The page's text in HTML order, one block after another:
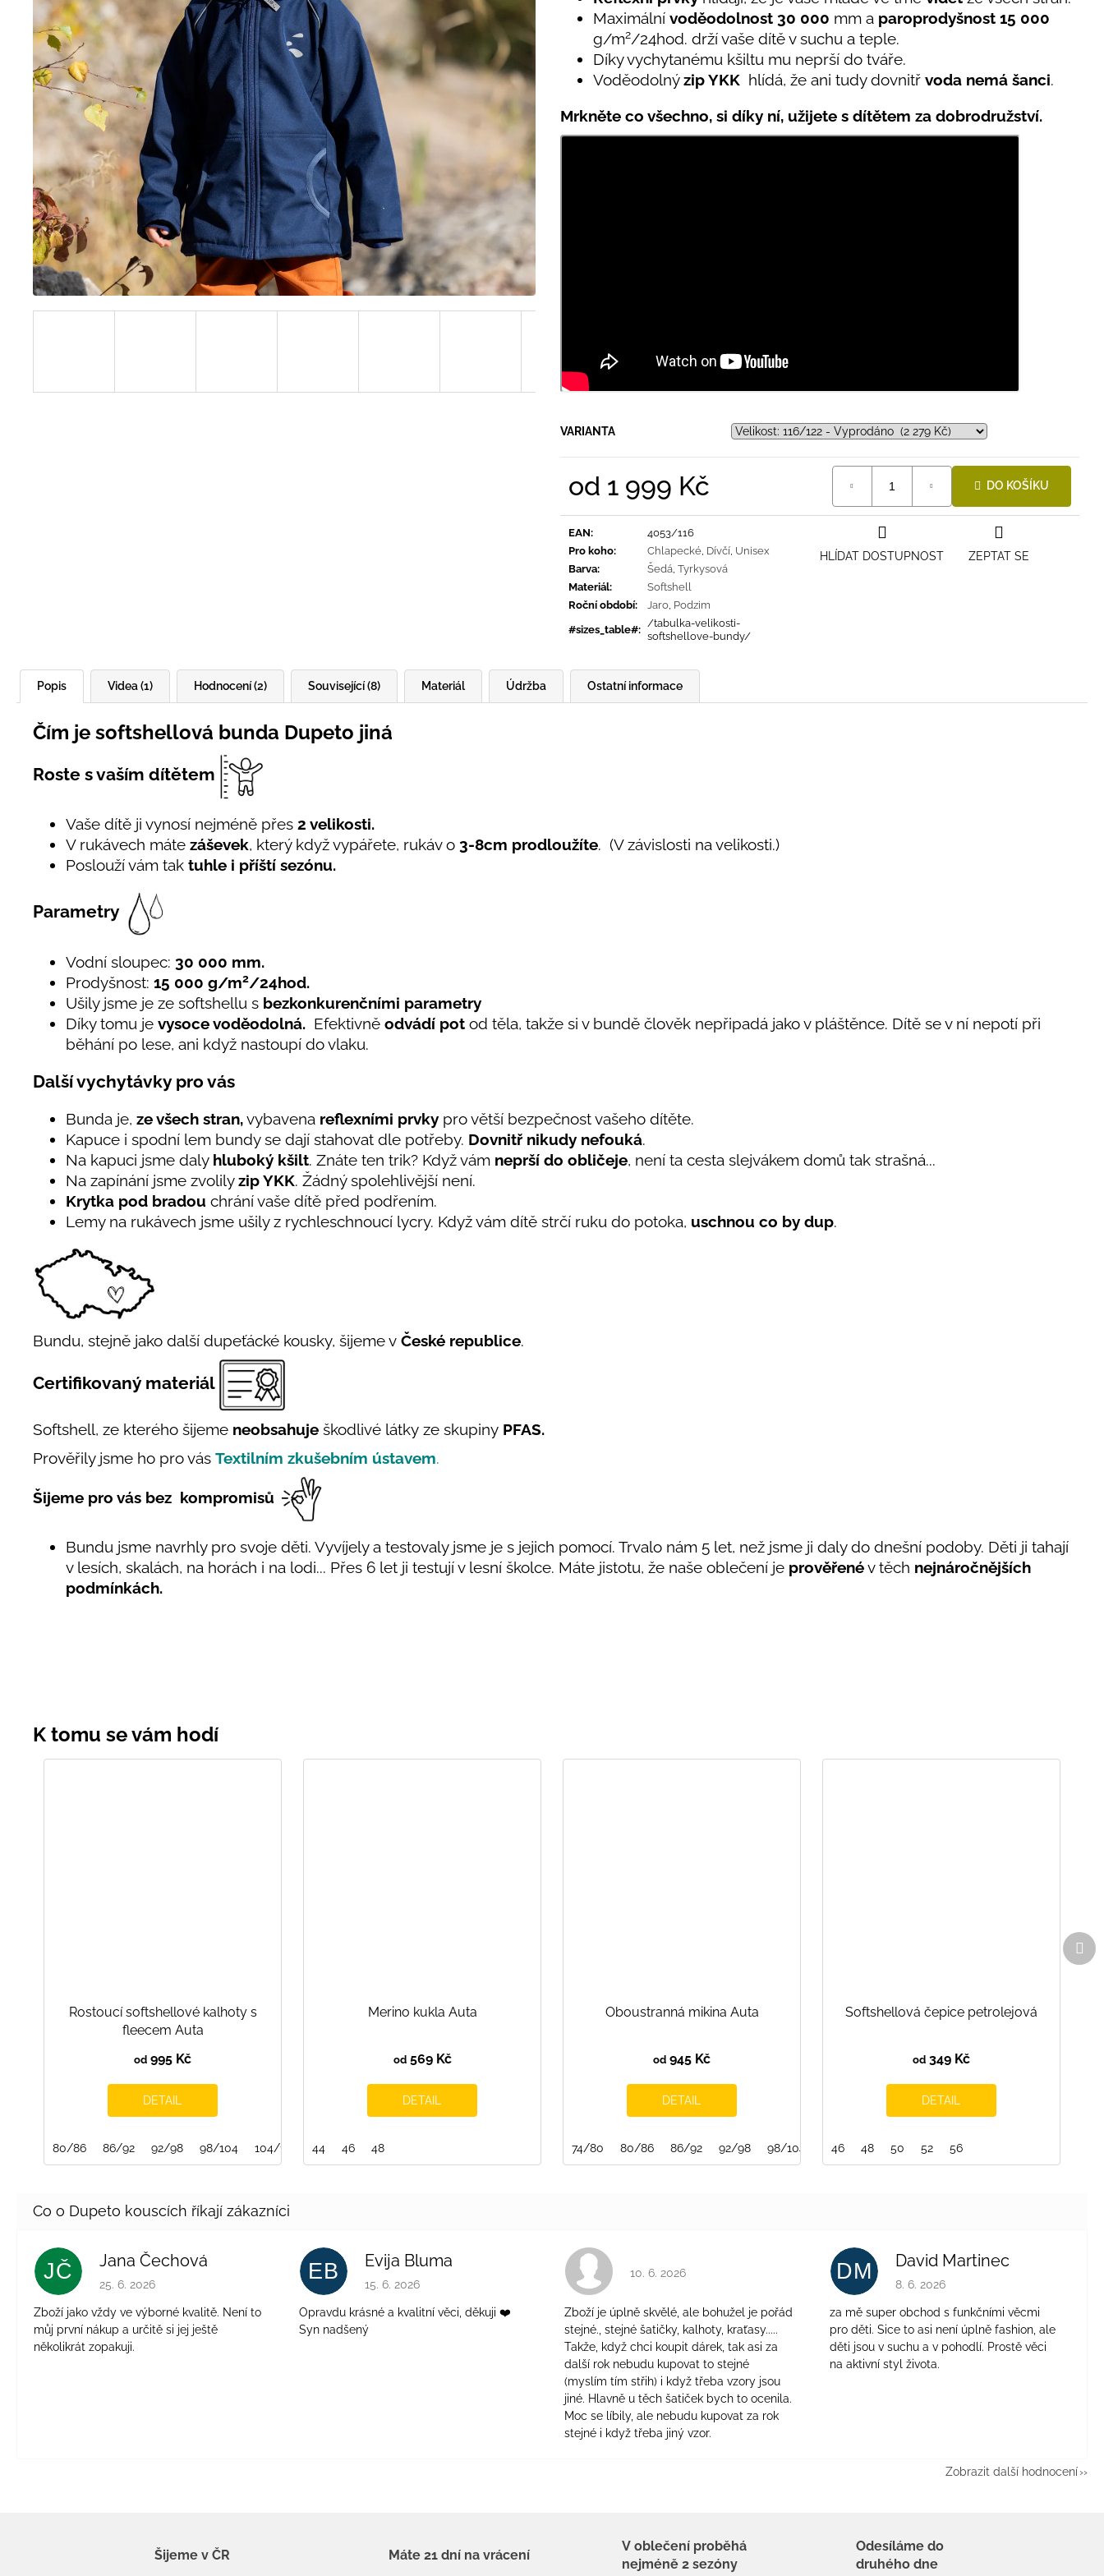
Maximální voděodolnost 30 000 mm a paroprodyšnost 15 000
g/m2/24hod. drží vaše dítě v suchu a teple.
Díky vychytanému kšiltu mu neprší do tváře.
Voděodolnýzip YKK hlídá, že ani tudy dovnitř voda nemá šanci.
Mrkněte co všechno, si díky ní, užijete s dítětem za dobrodružství.
VARIANTA
od 1 999 Kč DO KOŠÍKU
EAN:
4053/116
Pro koho: Chlapecké Dívčí Unisex
Barva: Šedá Tyrkysová
Materiál:
Softshell
Roční období: Jaro Podzim
#sizes_table#:
/tabulka-velikosti-
softshellove-bundy/
ZEPTAT SE
HLÍDAT DOSTUPNOST
Popis Videa (1) Hodnocení (2) Související (8) Ostatní informace
Materiál Údržba
Čím je softshellová bunda Dupeto jiná
Roste s vaším dítětem
Vaše dítě ji vynosí nejméně přes 2 velikosti.
V rukávech máte záševek, který když vypářete, rukáv o 3-8cm prodloužíte. (V závislosti na velikosti.)
Poslouží vám tak tuhle i příští sezónu.
Parametry
Vodní sloupec: 30 000 mm.
Prodyšnost: 15 000 g/m2/24hod.
Ušily jsme je ze softshellu s bezkonkurenčními parametry
Díky tomu je vysoce voděodolná. Efektivně odvádí pot od těla, takže si v bundě člověk nepřipadá jako v pláštěnce. Dítě se v ní nepotí při
běhání po lese, ani když nastoupí do vlaku.
Další vychytávky pro vás
Bunda je, ze všech stran,vybavena reflexními prvky pro větší bezpečnost vašeho dítěte.
Kapuce i spodní lem bundy se dají stahovat dle potřeby. Dovnitř nikudy nefouká.
Na kapuci jsme daly hluboký kšilt. Znáte ten trik? Když vám neprší do obličeje, není ta cesta slejvákem domů tak strašná...
Na zapínání jsme zvolilyzip YKK. Žádný spolehlivější není.
Krytka pod bradou chrání vaše dítě před podřením.
Lemy na rukávech jsme ušily z rychleschnoucí lycry. Když vám dítě strčí ruku do potoka, uschnou co by dup.
Bundu, stejně jako další dupeťácké kousky, šijeme v České republice.
Certifikovaný materiál
Softshell, ze kterého šijeme neobsahuje škodlivé látky ze skupiny PFAS.
Prověřily jsme ho pro vás Textilním zkušebním ústavem.
Šijeme pro vás bez kompromisů
Bundu jsme navrhly pro svoje děti. Vyvíjely a testovaly jsme je s jejich pomocí. Trvalo nám 5 let, než jsme ji daly do dnešní podoby. Děti ji tahají
v lesích, skalách, na horách i na lodi... Přes 6 let ji testují v lesní školce. Máte jistotu, že naše oblečení je prověřenév těch nejnáročnějších
podmínkách.
Rostoucí softshellové kalhoty s
fleecem Auta
od 995 Kč
DETAIL
80/86 86/92 92/98 98/104 104/110 110/116 116/122 134/140 140/146 146/152
Merino kukla Auta
od569 Kč
DETAIL
44 46 48
Oboustranná mikina Auta
od 945 Kč
DETAIL
74/80 80/86 86/92 92/98 98/104 104/110 110/116 116/122
Softshellová čepice petrolejová
od 349 Kč
DETAIL
46 48 50 52 56
JČ Jana Čechová
Hodnocení obchodu je 5 z 5 hvězdiček.
25. 6. 2026
Zboží jako vždy ve výborné kvalitě. Není to
můj první nákup a určitě si jej ještě
několikrát zopakuji.
EB Evija Bluma
Hodnocení obchodu je 5 z 5 hvězdiček.
15. 6. 2026
Opravdu krásné a kvalitní věci, děkuji ❤️
Syn nadšený
Hodnocení obchodu je 4 z 5 hvězdiček.
10. 6. 2026
Zboží je úplně skvělé, ale bohužel je pořád
stejné., stejné šatičky, kalhoty, kraťasy.....
Takže, když chci koupit dárek, tak asi za
další rok nebudu kupovat to stejné
(myslím tím střih) i když třeba vzory jsou
jiné. Hlavně u těch šatiček bych to ocenila.
Moc se líbily, ale nebudu kupovat za rok
stejné i když třeba jiný vzor.
DM David Martinec
Hodnocení obchodu je 5 z 5 hvězdiček.
8. 6. 2026
za mě super obchod s funkčními věcmi
pro děti. Sice to asi není úplně fashion, ale
děti jsou v suchu a v pohodlí. Prostě věci
na aktivní styl života.
Zobrazit další hodnocení
395 Kč
435 Kč
Šijeme v ČR Máte 21 dní na vrácení
V oblečení proběhá
nejméně 2 sezóny
Odesíláme do
druhého dne